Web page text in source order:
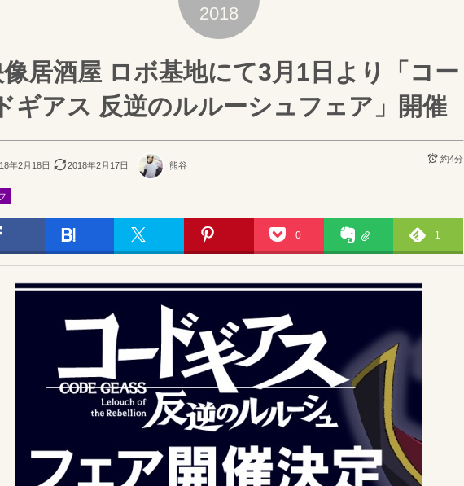
2018
居酒屋 ロボ基地にて3月1日より「コー
ギアス 反逆のルルーシュフェア」開催
年2月18日 2018年2月17日 熊谷
約4分
0 1